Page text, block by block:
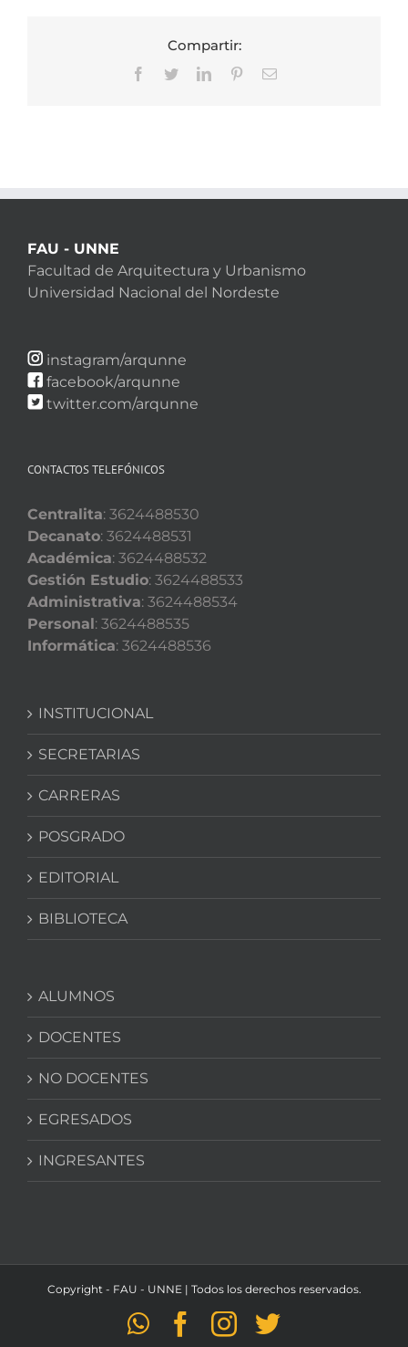
Compartir:
Facebook
TwitterLinkedInPinterestCorreo
FAU - UNNE
Facultad de Arquitectura y Urbanismo
Universidad Nacional del Nordeste
instagram/arqunne
facebook/arqunne
twitter.com/arqunne
CONTACTOS TELEFÓNICOS
Centralita: 3624488530
Decanato: 3624488531
Académica: 3624488532
Gestión Estudio: 3624488533
Administrativa: 3624488534
Personal: 3624488535
Informática: 3624488536
INSTITUCIONAL
SECRETARIAS
CARRERAS
POSGRADO
EDITORIAL
BIBLIOTECA
ALUMNOS
DOCENTES
NO DOCENTES
EGRESADOS
INGRESANTES
Copyright - FAU - UNNE | Todos los derechos reservados.
WhatsApp
Facebook
Instagram
Twitter